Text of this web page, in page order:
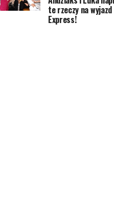
te rzeczy na wyjazd
Express!